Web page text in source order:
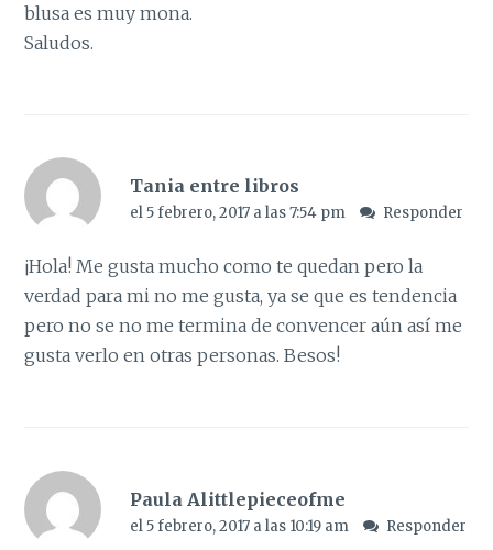
blusa es muy mona.
Saludos.
Tania entre libros
el 5 febrero, 2017 a las 7:54 pm Responder
¡Hola! Me gusta mucho como te quedan pero la
verdad para mi no me gusta, ya se que es tendencia
pero no se no me termina de convencer aún así me
gusta verlo en otras personas. Besos!
Paula Alittlepieceofme
el 5 febrero, 2017 a las 10:19 am Responder